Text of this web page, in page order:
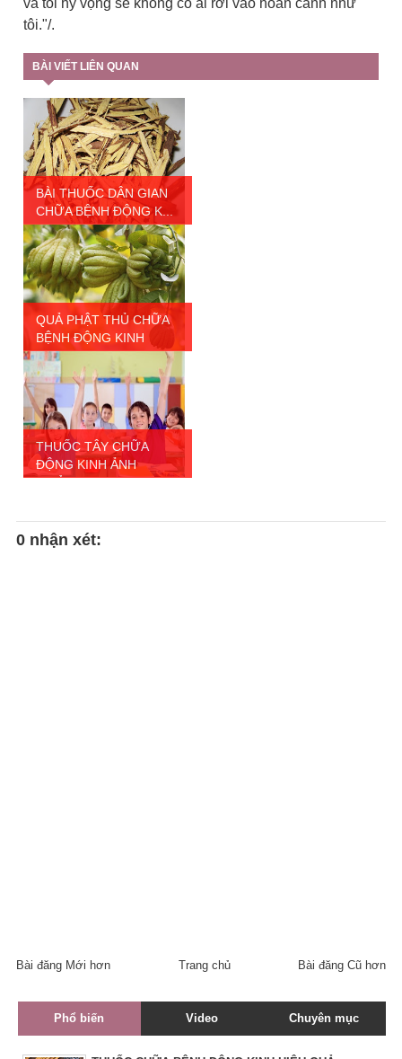
tôi."/.
BÀI VIẾT LIÊN QUAN
BÀI THUỐC DÂN GIAN
CHỮA BỆNH ĐỘNG K...
QUẢ PHẬT THỦ CHỮA
BỆNH ĐỘNG KINH
THUỐC TÂY CHỮA
ĐỘNG KINH ẢNH
HƯỞNG ...
0 nhận xét:
Bài đăng Mới hơn Bài đăng Cũ hơn
Trang chủ
Phổ biến Video Chuyên mục